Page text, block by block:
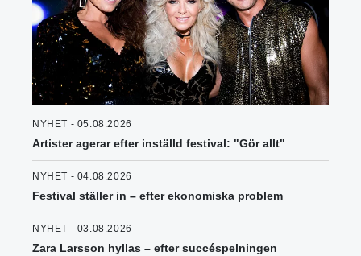
NYHET - 05.08.2026
Artister agerar efter inställd festival: "Gör allt"
NYHET - 04.08.2026
Festival ställer in – efter ekonomiska problem
NYHET - 03.08.2026
Zara Larsson hyllas – efter succéspelningen